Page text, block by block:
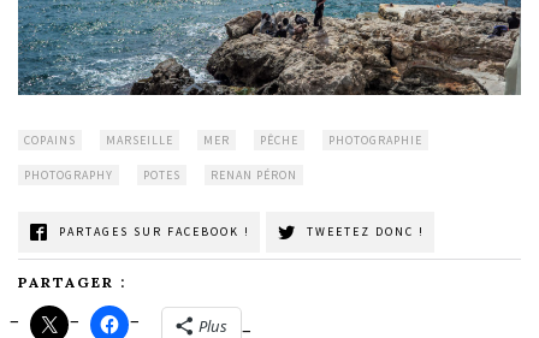
COPAINS MARSEILLE MER PÊCHE PHOTOGRAPHIE
PHOTOGRAPHY POTES RENAN PÉRON
PARTAGES SUR FACEBOOK ! TWEETEZ DONC !
PARTAGER :
Plus